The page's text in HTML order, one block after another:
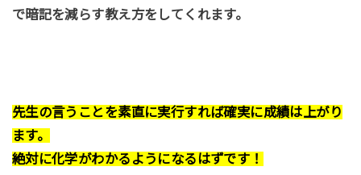
で暗記を減らす教え方をしてくれます。
先生の言うことを素直に実行すれば確実に成績は上がり
ます。
絶対に化学がわかるようになるはずです！